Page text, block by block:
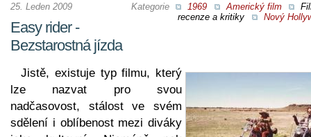
Kategorie 1969 Americký film
recenze a kritiky
Nový
25. Leden 2009
Easy rider -
Bezstarostná jízda
Jistě, existuje typ filmu, který
lze nazvat pro svou
nadčasovost, stálost ve svém
sdělení i oblíbenost mezi diváky